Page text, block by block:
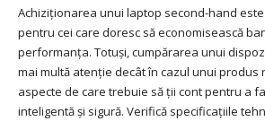
Achiziționarea unui laptop second-hand
pentru cei care doresc să economisească
performanța. Totuși, cumpărarea unui
mai multă atenție decât în cazul unui produs
aspecte de care trebuie să ții cont pentru a
inteligentă și sigură. Verifică specificațiile